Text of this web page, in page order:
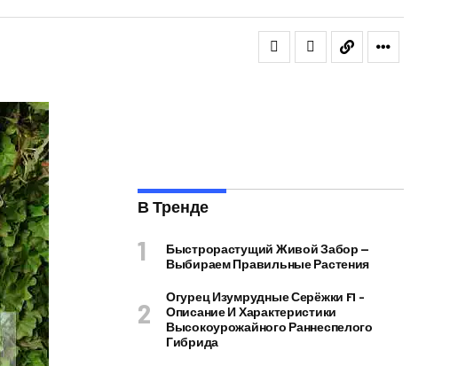
В Тренде
Быстрорастущий Живой Забор —
Выбираем Правильные Растения
Огурец Изумрудные Серёжки F1 –
Описание И Характеристики
Высокоурожайного Раннеспелого
Гибрида